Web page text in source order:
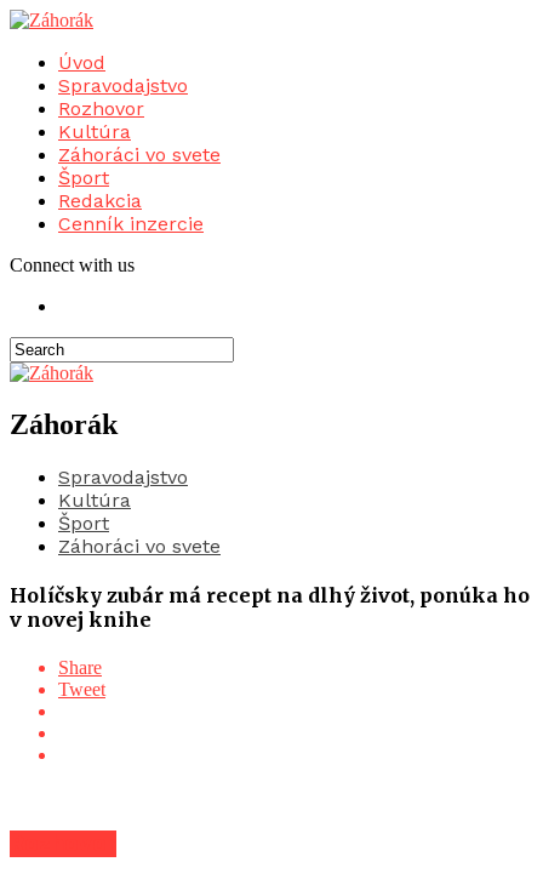
Úvod
Spravodajstvo
Rozhovor
Kultúra
Záhoráci vo svete
Šport
Redakcia
Cenník inzercie
Connect with us
Záhorák
Spravodajstvo
Kultúra
Šport
Záhoráci vo svete
Holíčsky zubár má recept na dlhý život, ponúka ho
v novej knihe
Share
Tweet